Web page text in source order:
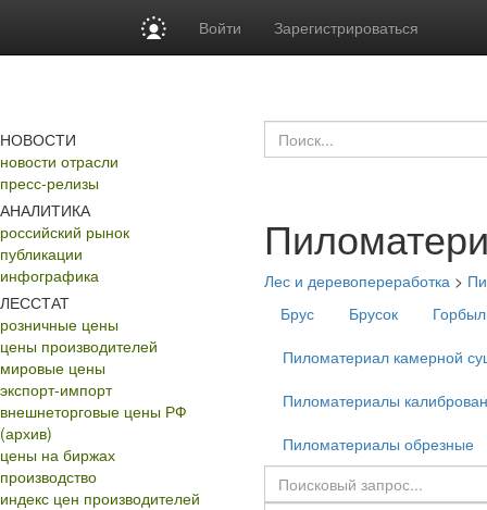
Войти Зарегистрироваться
НОВОСТИ
новости отрасли
пресс-релизы
АНАЛИТИКА
российский рынок
публикации
инфографика
ЛЕССТАТ
розничные цены
цены производителей
мировые цены
экспорт-импорт
внешнеторговые цены РФ
(архив)
цены на биржах
производство
индекс цен производителей
Лес и деревопереработка >
Брус
Брусок
Пиломатериал камерной
Пиломатериалы
Пиломатериалы обрезные